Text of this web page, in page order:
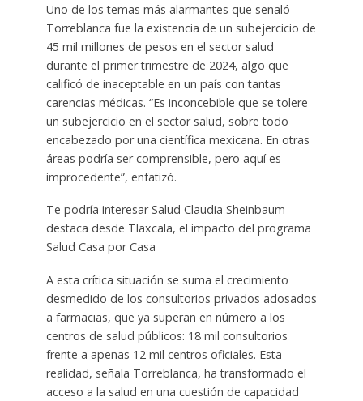
Uno de los temas más alarmantes que señaló
Torreblanca fue la existencia de un subejercicio de
45 mil millones de pesos en el sector salud
durante el primer trimestre de 2024, algo que
calificó de inaceptable en un país con tantas
carencias médicas. “Es inconcebible que se tolere
un subejercicio en el sector salud, sobre todo
encabezado por una científica mexicana. En otras
áreas podría ser comprensible, pero aquí es
improcedente”, enfatizó.
Te podría interesar Salud Claudia Sheinbaum
destaca desde Tlaxcala, el impacto del programa
Salud Casa por Casa
A esta crítica situación se suma el crecimiento
desmedido de los consultorios privados adosados
a farmacias, que ya superan en número a los
centros de salud públicos: 18 mil consultorios
frente a apenas 12 mil centros oficiales. Esta
realidad, señala Torreblanca, ha transformado el
acceso a la salud en una cuestión de capacidad